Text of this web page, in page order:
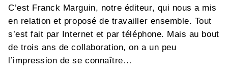
C’est Franck Marguin, notre éditeur, qui nous a mis
en relation et proposé de travailler ensemble. Tout
s’est fait par Internet et par téléphone. Mais au bout
de trois ans de collaboration, on a un peu
l’impression de se connaître…